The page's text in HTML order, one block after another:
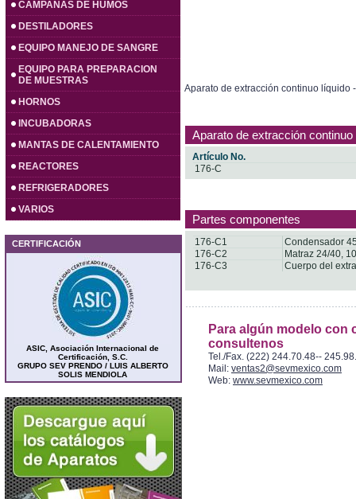
CAMPANAS DE HUMOS
DESTILADORES
EQUIPO MANEJO DE SANGRE
EQUIPO PARA PREPARACION
DE MUESTRAS
HORNOS
INCUBADORAS
MANTAS DE CALENTAMIENTO
REACTORES
REFRIGERADORES
VARIOS
CERTIFICACIÓN
ASIC, Asociación Internacional de
Certificación, S.C.
GRUPO SEV PRENDO / LUIS ALBERTO
SOLIS MENDIOLA
Aparato de extracción continuo líquido
Aparato de extracción
Artículo No.
176-C
Partes componentes
176-C1
Condensador
176-C2
Matraz 24/40,
176-C3
Cuerpo del
Para algún modelo con
consultenos
Tel./Fax. (222) 244.70.48--
Mail: ventas2@sevmexico.com
Web: www.sevmexico.com